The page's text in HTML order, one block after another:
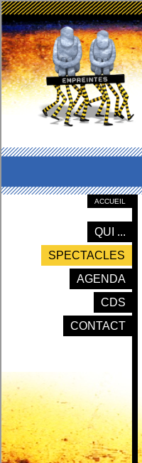
ACCUEIL
QUI ...
SPECTACLES
AGENDA
CDS
CONTACT